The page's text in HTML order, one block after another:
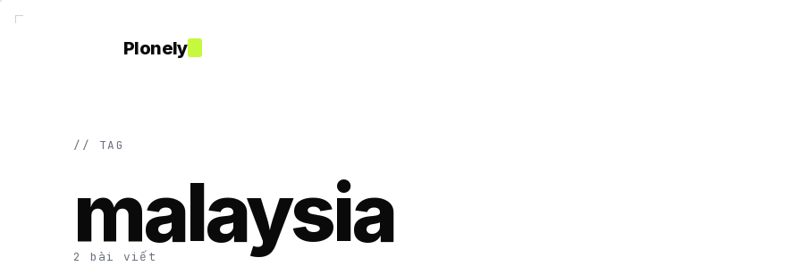
Plonely
// TAG
malaysia
2 bài viết